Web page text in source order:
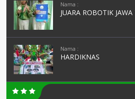
Nama :
JUARA ROBOTIK
Nama :
HARDIKNAS